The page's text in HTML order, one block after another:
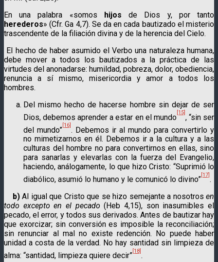
En una palabra «somos hijosde Dios y, por tanto
herederos» (Cfr. Ga 4,7). Se da en cada bautizado el misterio
trascendente de la filiación divina y de la herencia del Cielo.
El hecho de haber asumido el Verbo una naturaleza huma­na,
debe mover a todos los bautizados a la práctica de las
virtudes del anonadarse: humildad, pobreza, dolor, obediencia,
renuncia a sí mismo, mise­ricordia y amor a todos los
hombres.
Del mismo hecho de hacerse hombre sin dejar de ser
Dios, debemos aprender a estar en el mundo
[15]
, “sin ser
del mun­do”
[16]
. Debe­mos ir al mundo para convertirlo y
no mi­me­ti­zar­nos en él. Debemos ir a la cultura y a las
cultu­ras del hombre no para convertirnos en ellas, sino
para sanarlas y elevarlas con la fuerza del Evangelio,
haciendo, análogamente, lo que hizo Cristo: “Suprimió lo
diabólico, asumió lo humano y le comunicó lo divi­no”
[17]
.
b)Al igual que Cristo que se hizo semejante a nosotrosen
todo excepto en el pecado (Heb 4,15), son inasumibles el
pecado, el error, y todos sus derivados. Antes de bautizar hay
que exorci­zar; sin conversión es imposible la reconcilia­ción;
sin renunciar al mal no existe redención. No puede haber
unidad a costa de la verdad. No hay santidad sin limpie­za de
alma: “santidad, limpieza quiere decir”
[18]
.